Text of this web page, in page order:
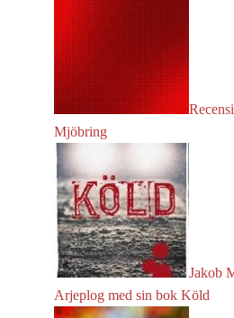
Mjöbring
Jakob
Arjeplog med sin bok Köld